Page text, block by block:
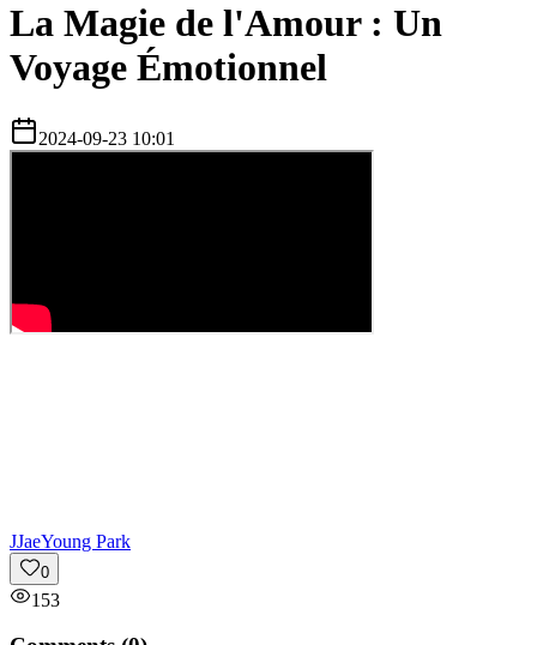
La Magie de l'Amour : Un
Voyage Émotionnel
2024-09-23 10:01
JJaeYoung Park
0
153